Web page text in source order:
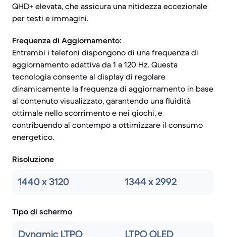
QHD+ elevata, che assicura una nitidezza eccezionale
per testi e immagini.
Frequenza di Aggiornamento:
Entrambi i telefoni dispongono di una frequenza di
aggiornamento adattiva da 1 a 120 Hz. Questa
tecnologia consente al display di regolare
dinamicamente la frequenza di aggiornamento in base
al contenuto visualizzato, garantendo una fluidità
ottimale nello scorrimento e nei giochi, e
contribuendo al contempo a ottimizzare il consumo
energetico.
Risoluzione
1440 x 3120 1344 x 2992
Tipo di schermo
Dynamic LTPO LTPO OLED